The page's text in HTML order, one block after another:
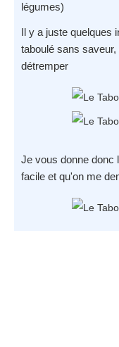
légumes)
Il y a juste quelques
taboulé sans saveur,
détremper
Je vous donne donc
facile et qu'on me